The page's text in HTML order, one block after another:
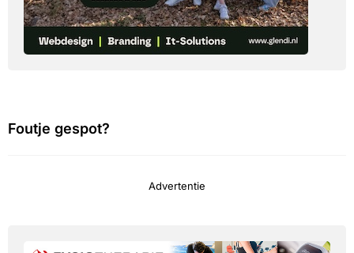
Foutje gespot?
Advertentie